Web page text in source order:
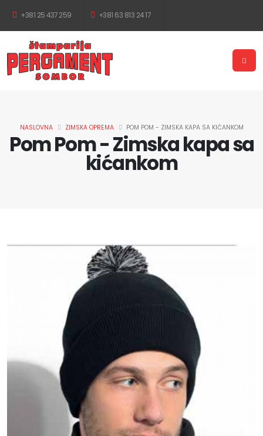
+381 25 437 259 +381 63 813 24 17
Pom Pom - Zimska kapa sa
kićankom
NASLOVNA ZIMSKA OPREMA POM POM - ZIMSKA KAPA SA KIĆANKOM